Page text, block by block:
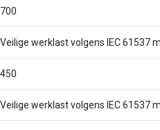
700
Veilige werklast volgens IEC 61537
450
Veilige werklast volgens IEC 61537